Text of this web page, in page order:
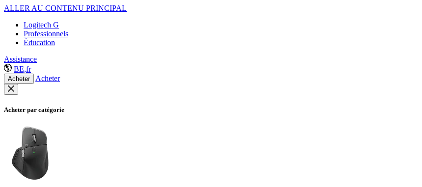
ALLER AU CONTENU PRINCIPAL
Logitech G
Professionnels
Éducation
Assistance
BE,fr
Acheter Acheter
Acheter par catégorie